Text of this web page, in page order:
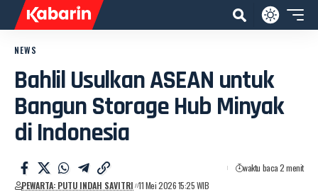
NEWS
Bahlil Usulkan ASEAN untuk
Bangun Storage Hub Minyak
di Indonesia
PEWARTA: PUTU INDAH SAVITRI 11 Mei 2026 15:25 WIB
waktu baca 2 menit